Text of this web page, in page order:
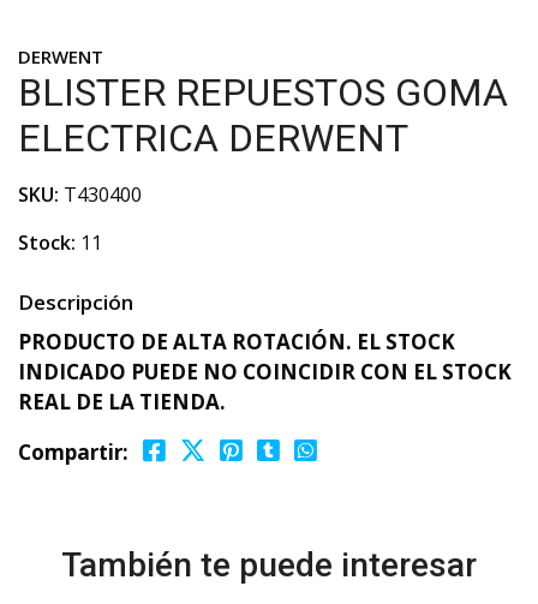
DERWENT
BLISTER REPUESTOS GOMA
ELECTRICA DERWENT
SKU: T430400
Stock: 11
Descripción
PRODUCTO DE ALTA ROTACIÓN. EL STOCK
INDICADO PUEDE NO COINCIDIR CON EL STOCK
REAL DE LA TIENDA.
Compartir:
También te puede interesar